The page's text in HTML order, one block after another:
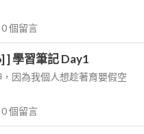
0個留言
] 學習筆記 Day1
因為我個人想趁著育嬰假空
0個留言